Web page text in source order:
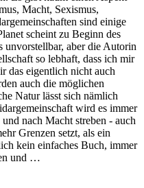
Macht, Sexismus,
sind einige
scheint zu Beginn des
aber die Autorin
so lebhaft, dass ich mir
das eigentlich nicht auch
auch die möglichen
Natur lässt sich nämlich
wird es immer
nach Macht streben - auch
Grenzen setzt, als ein
kein einfaches Buch, immer
und …